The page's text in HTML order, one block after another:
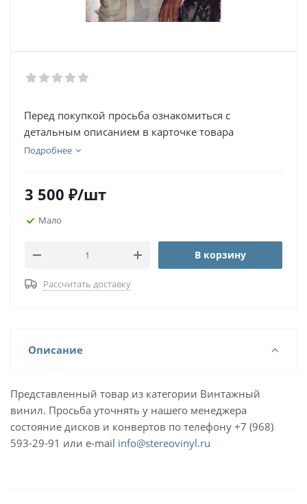
Перед покупкой просьба ознакомиться с
детальным описанием в карточке товара
Подробнее
3 500 ₽/шт
Мало
В корзину
Рассчитать доставку
Описание
Представленный товар из категории Винтажный
винил. Просьба уточнять у нашего менеджера
состояние дисков и конвертов по телефону +7 (968)
593-29-91 или e-mail info@stereovinyl.ru